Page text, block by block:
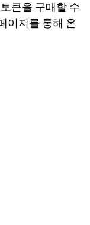
큰을 구매할 수
이지를 통해 온